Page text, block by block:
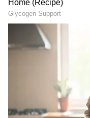
AC Explode: ఈ
పేలిపోతాయి..!